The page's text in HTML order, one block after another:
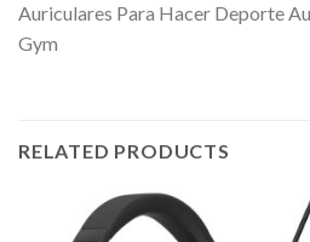
Auriculares Para Hacer Deporte
Gym
RELATED PRODUCTS